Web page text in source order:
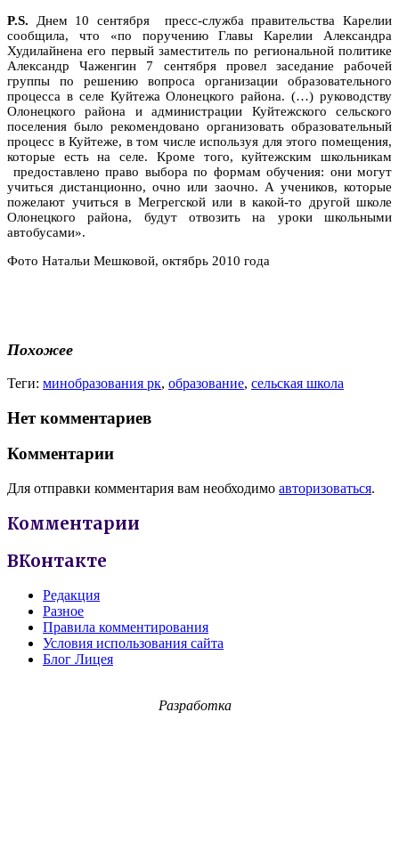
P.S. Днем 10 сентября пресс-служба правительства Карелии
сообщила, что «по поручению Главы Карелии Александра
Худилайнена его первый заместитель по региональной политике
Александр Чаженгин 7 сентября провел заседание рабочей
группы по решению вопроса организации образовательного
процесса в селе Куйтежа Олонецкого района. (…) руководству
Олонецкого района и администрации Куйтежского сельского
поселения было рекомендовано организовать образовательный
процесс в Куйтеже, в том числе используя для этого помещения,
которые есть на селе. Кроме того, куйтежским школьникам
предоставлено право выбора по формам обучения: они могут
учиться дистанционно, очно или заочно. А учеников, которые
пожелают учиться в Мегрегской или в какой-то другой школе
Олонецкого района, будут отвозить на уроки школьными
автобусами».
Фото Натальи Мешковой, октябрь 2010 года
Похожее
Теги: минобразования рк, образование, сельская школа
Нет комментариев
Комментарии
Для отправки комментария вам необходимо авторизоваться.
Комментарии
ВКонтакте
Редакция
Разное
Правила комментирования
Условия использования сайта
Блог Лицея
Разработка